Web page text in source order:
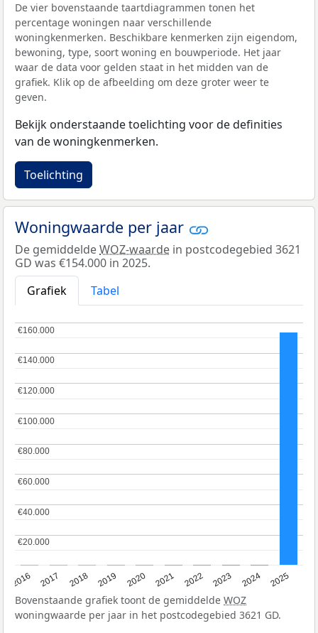
De vier bovenstaande taartdiagrammen tonen het
percentage woningen naar verschillende
woningkenmerken. Beschikbare kenmerken zijn eigendom,
bewoning, type, soort woning en bouwperiode. Het jaar
waar de data voor gelden staat in het midden van de
grafiek. Klik op de afbeelding om deze groter weer te
geven.
Bekijk onderstaande toelichting voor de definities
van de woningkenmerken.
Toelichting
Woningwaarde per jaar
De gemiddeldeWOZ-waarde in postcodegebied 3621
GD was €154.000 in 2025.
Grafiek
Tabel
2016 2017 2018 2019 2020 2021 2022 2023 2024 2025
€20.000
€20.000
€40.000
€40.000
€60.000
€60.000
€80.000
€80.000
€100.000
€100.000
€120.000
€120.000
€140.000
€140.000
€160.000
€160.000
Bovenstaande grafiek toont de gemiddelde WOZ
woningwaarde per jaar in het postcodegebied 3621 GD.